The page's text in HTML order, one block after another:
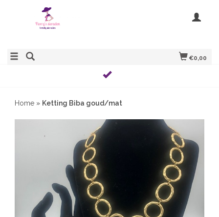
€0,00
Home » Ketting Biba goud/mat